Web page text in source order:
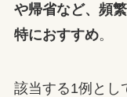
や帰省など、頻
特におすすめ。
該当する1例とし